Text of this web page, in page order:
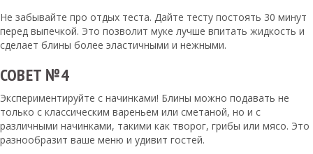
Не забывайте про отдых теста. Дайте тесту постоять 30 минут
перед выпечкой. Это позволит муке лучше впитать жидкость и
сделает блины более эластичными и нежными.
СОВЕТ №4
Экспериментируйте с начинками! Блины можно подавать не
только с классическим вареньем или сметаной, но и с
различными начинками, такими как творог, грибы или мясо. Это
разнообразит ваше меню и удивит гостей.